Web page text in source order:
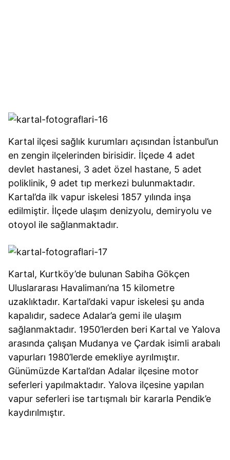
Kartal ilçesi sağlık kurumları açısından İstanbul’un
en zengin ilçelerinden birisidir. İlçede 4 adet
devlet hastanesi, 3 adet özel hastane, 5 adet
poliklinik, 9 adet tıp merkezi bulunmaktadır.
Kartal’da ilk vapur iskelesi 1857 yılında inşa
edilmiştir. İlçede ulaşım denizyolu, demiryolu ve
otoyol ile sağlanmaktadır.
Kartal, Kurtköy’de bulunan Sabiha Gökçen
Uluslararası Havalimanı’na 15 kilometre
uzaklıktadır. Kartal’daki vapur iskelesi şu anda
kapalıdır, sadece Adalar’a gemi ile ulaşım
sağlanmaktadır. 1950’lerden beri Kartal ve Yalova
arasında çalışan Mudanya ve Çardak isimli arabalı
vapurları 1980’lerde emekliye ayrılmıştır.
Günümüzde Kartal’dan Adalar ilçesine motor
seferleri yapılmaktadır. Yalova ilçesine yapılan
vapur seferleri ise tartışmalı bir kararla Pendik’e
kaydırılmıştır.